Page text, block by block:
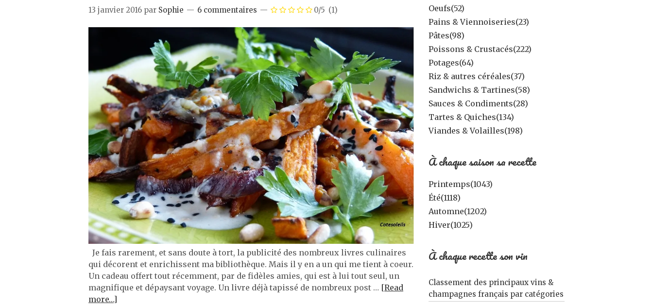
13 janvier 2016 par Sophie 6 commentaires 0/5 (1)
Je fais rarement, et sans doute à tort, la publicité des nombreux livres culinaires
qui décorent et enrichissent ma bibliothèque. Mais il y en a un qui me tient à coeur.
Un cadeau offert tout récemment, par de fidèles amies, qui est à lui tout seul, un
magnifique et dépaysant voyage. Un livre déjà tapissé de nombreux post … [Read
more…]
Oeufs(52)
Pains & Viennoiseries(23)
Pâtes(98)
Poissons & Crustacés(222)
Potages(64)
Riz & autres céréales(37)
Sandwichs & Tartines(58)
Sauces & Condiments(28)
Tartes & Quiches(134)
Viandes & Volailles(198)
À chaque saison sa recette
Printemps(1043)
Été(1118)
Automne(1202)
Hiver(1025)
À chaque recette son vin
Classement des principaux vins &
champagnes français par catégories